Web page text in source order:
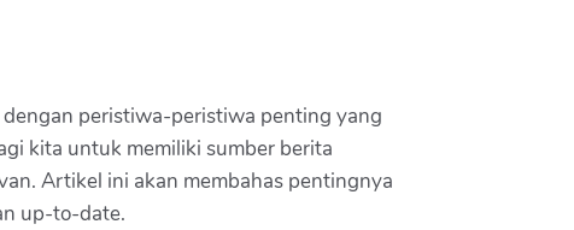
peristiwa-peristiwa penting yang
kita untuk memiliki sumber berita
Artikel ini akan membahas pentingnya
up-to-date.